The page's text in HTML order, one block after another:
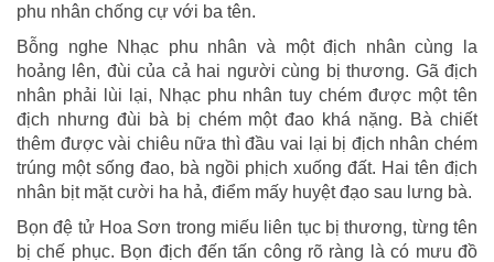
phu nhân chống cự với ba tên.
Bỗng nghe Nhạc phu nhân và một địch nhân cùng la
hoảng lên, đùi của cả hai người cùng bị thương. Gã địch
nhân phải lùi lại, Nhạc phu nhân tuy chém được một tên
địch nhưng đùi bà bị chém một đao khá nặng. Bà chiết
thêm được vài chiêu nữa thì đầu vai lại bị địch nhân chém
trúng một sống đao, bà ngồi phịch xuống đất. Hai tên địch
nhân bịt mặt cười ha hả, điểm mấy huyệt đạo sau lưng bà.
Bọn đệ tử Hoa Sơn trong miếu liên tục bị thương, từng tên
bị chế phục. Bọn địch đến tấn công rõ ràng là có mưu đồ